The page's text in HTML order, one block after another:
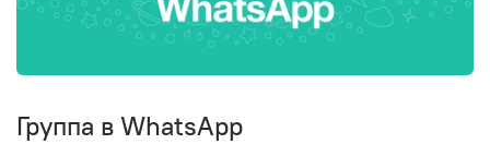
Группа в WhatsApp